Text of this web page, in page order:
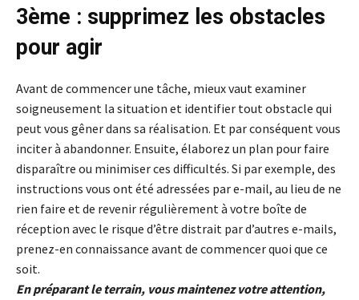
3ème : supprimez les obstacles
pour agir
Avant de commencer une tâche, mieux vaut examiner
soigneusement la situation et identifier tout obstacle qui
peut vous gêner dans sa réalisation. Et par conséquent vous
inciter à abandonner. Ensuite, élaborez un plan pour faire
disparaître ou minimiser ces difficultés. Si par exemple, des
instructions vous ont été adressées par e-mail, au lieu de ne
rien faire et de revenir régulièrement à votre boîte de
réception avec le risque d’être distrait par d’autres e-mails,
prenez-en connaissance avant de commencer quoi que ce
soit.
En préparant le terrain, vous maintenez votre attention,